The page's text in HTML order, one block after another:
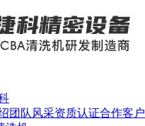
团队风采资质认证合作客户